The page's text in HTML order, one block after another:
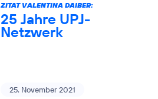
ZITAT VALENTINA DAIBER:
25 Jahre UPJ-
Netzwerk
25. November 2021